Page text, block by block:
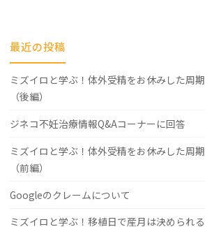
最近の投稿
ミズイロと学ぶ！体外受精をお休みした周
（後編）
ジネコ不妊治療情報Q&Aコーナーに回答
ミズイロと学ぶ！体外受精をお休みした周
（前編）
Googleのクレームについて
ミズイロと学ぶ！移植日で産月は決められる